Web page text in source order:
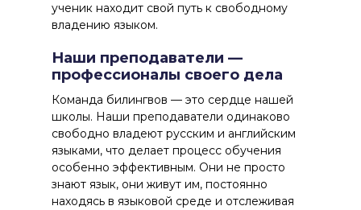
ученик находит свой путь к свободному
владению языком.
Наши преподаватели —
профессионалы своего дела
Команда билингвов — это сердце нашей
школы. Наши преподаватели одинаково
свободно владеют русским и английским
языками, что делает процесс обучения
особенно эффективным. Они не просто
знают язык, они живут им, постоянно
находясь в языковой среде и отслеживая